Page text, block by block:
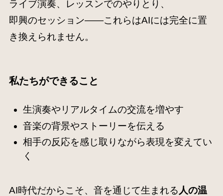
ライブ演奏、レッスンでのやりとり、
即興のセッション――これらはAIには完全に置
き換えられません。
私たちができること
生演奏やリアルタイムの交流を増やす
音楽の背景やストーリーを伝える
相手の反応を感じ取りながら表現を変えてい
く
AI時代だからこそ、音を通じて生まれる 人の温